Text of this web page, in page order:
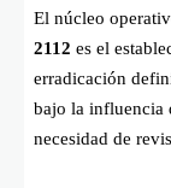
El núcleo
2112 es el
erradicación
bajo la influencia
necesidad de